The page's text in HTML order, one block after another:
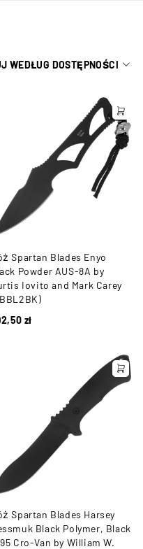
WEDŁUG DOSTĘPNOŚCI
Spartan Blades Enyo
Powder AUS-8A by
Iovito and Mark Carey
zł
Spartan Blades Harsey
Black Polymer, Black
Cro-Van by William W.